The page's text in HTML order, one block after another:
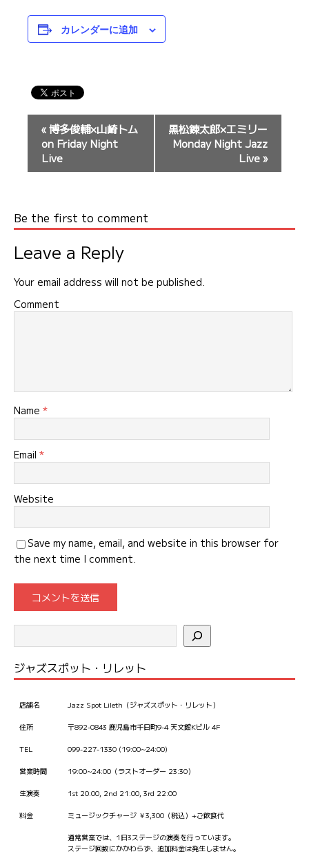
カレンダーに追加
ト
ビ
ゲ
ー
ョ
ン
«博多俊輔×山崎トム
on Friday Night
Live
黒松錬太郎×エミリー
Monday Night Jazz
Live»
Be the first to comment
Leave a Reply
Your email address will not be published.
Comment
Name *
Email *
Website
Save my name, email, and website in this browser for
the next time I comment.
ジャズスポット・リレット
店舗名 Jazz Spot Lileth（ジャズスポット・リレット）
住所 〒892-0843 鹿児島市千日町9-4 天文館Kビル 4F
TEL 099-227-1330 (19:00~24:00)
営業時間 19:00~24:00（ラストオーダー 23:30）
生演奏 1st 20:00, 2nd 21:00, 3rd 22:00
料金 ミュージックチャージ ￥3,300（税込）+ご飲食代
通常営業では、1日3ステージの演奏を行っています。
ステージ回数にかかわらず、追加料金は発生しません。